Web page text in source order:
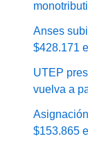
Anses
$428.171
UTEP
vuelva a
$153.865